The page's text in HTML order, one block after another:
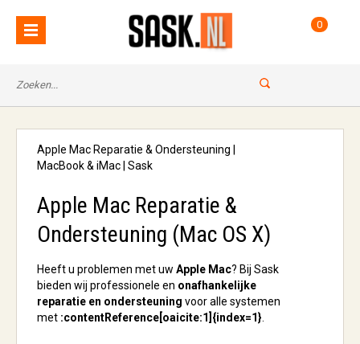
0
Apple Mac Reparatie & Ondersteuning |
MacBook & iMac | Sask
Apple Mac Reparatie &
Ondersteuning (Mac OS X)
Heeft u problemen met uw Apple Mac? Bij Sask
bieden wij professionele en onafhankelijke
reparatie en ondersteuning voor alle systemen
met :contentReference[oaicite:1]{index=1}